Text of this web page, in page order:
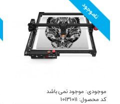
ناموجود
موجودی: موجود نمی باشد
کد محصول: 10131011